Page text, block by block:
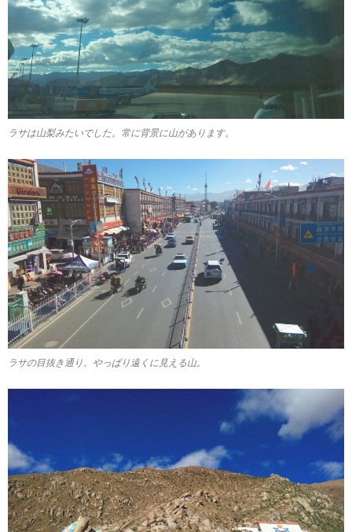
ラサは山梨みたいでした。常に背景に山があります。
ラサの目抜き通り。やっぱり遠くに見える山。